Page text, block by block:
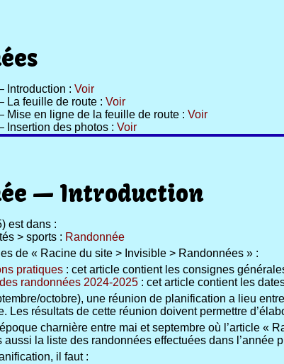
Introduction : Voir
La feuille de route : Voir
Mise en ligne de la feuille de route : Voir
Insertion des photos : Voir
— Introduction
est dans :
> sports : Randonnée
de « Racine du site > Invisible > Randonnées » :
pratiques : cet article contient les consignes
randonnées 2024-2025 : cet article contient les
octobre), une réunion de planification a lieu
Les résultats de cette réunion doivent permettre
époque charnière entre mai et septembre où l’article
aussi la liste des randonnées effectuées dans
il faut :